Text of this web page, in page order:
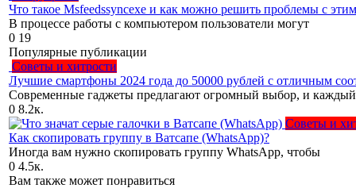
Что такое Msfeedssyncexe и как можно решить проблемы с
В процессе работы с компьютером пользователи могут
0 19
Популярные публикации
Советы и хитрости
Лучшие смартфоны 2024 года до 50000 рублей с отличным
Современные гаджеты предлагают огромный выбор, и каждый
0 8.2к.
Советы и
Как скопировать группу в Ватсапе (WhatsApp)?
Иногда вам нужно скопировать группу WhatsApp, чтобы
0 4.5к.
Вам также может понравиться